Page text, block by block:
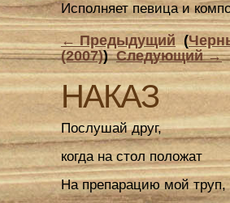
Исполняет певица и
←Предыдущий(
(2007))Следующий→
НАКАЗ
Послушай друг,
когда на стол положат
На препарацию мой труп,